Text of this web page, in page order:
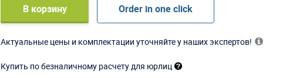
В корзину Order in one click
Актуальные цены и комплектации уточняйте у наших экспертов!
Купить по безналичному расчету для юрлиц